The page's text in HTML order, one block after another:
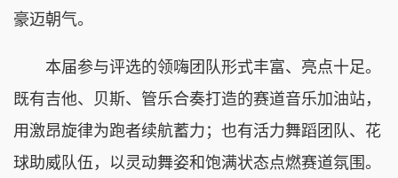
豪迈朝气。
本届参与评选的领嗨团队形式丰富、亮点十足。
既有吉他、贝斯、管乐合奏打造的赛道音乐加油站，
用激昂旋律为跑者续航蓄力；也有活力舞蹈团队、花
球助威队伍，以灵动舞姿和饱满状态点燃赛道氛围。